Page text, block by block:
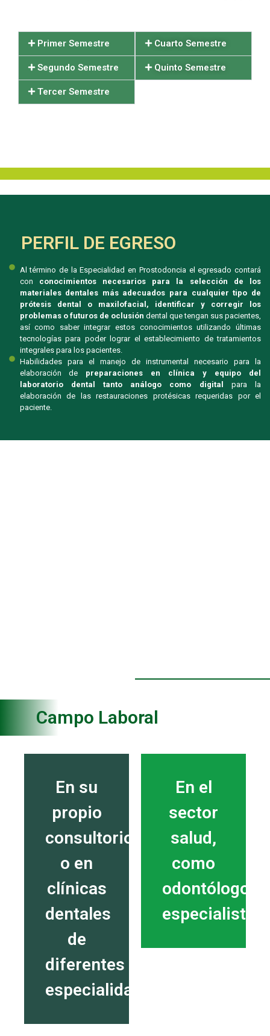
Primer Semestre
Segundo Semestre
Tercer Semestre
Cuarto Semestre
Quinto Semestre
PERFIL DE EGRESO
Al término de la Especialidad en Prostodoncia el egresado contará
con conocimientos necesarios para la selección de los
materiales dentales más adecuados para cualquier tipo de
prótesis dental o maxilofacial, identificar y corregir los
problemas o futuros de oclusión dental que tengan sus pacientes,
así como saber integrar estos conocimientos utilizando últimas
tecnologías para poder lograr el establecimiento de tratamientos
integrales para los pacientes.
Habilidades para el manejo de instrumental necesario para la
elaboración de preparaciones en clínica y equipo del
laboratorio dental tanto análogo como digital para la
elaboración de las restauraciones protésicas requeridas por el
paciente.
Campo Laboral
En su
propio
consultorio
o en
clínicas
dentales
de
diferentes
especialidades.
En el
sector
salud,
como
odontólogo
especialista.